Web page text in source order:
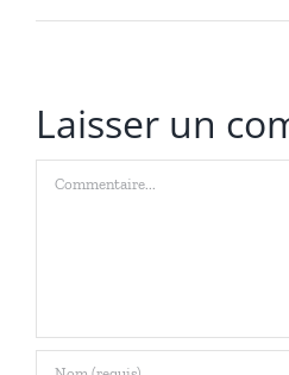
Laisser un